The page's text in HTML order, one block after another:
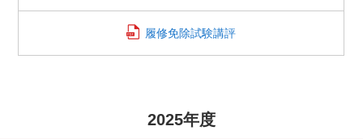
履修免除試験講評
2025年度